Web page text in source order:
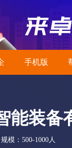
手机版
能装备
规模：500-1000人